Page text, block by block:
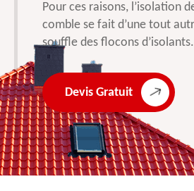
Pour ces raisons, l’isolation
comble se fait d’une tout
souffle des flocons d’isolants.
Devis Gratuit